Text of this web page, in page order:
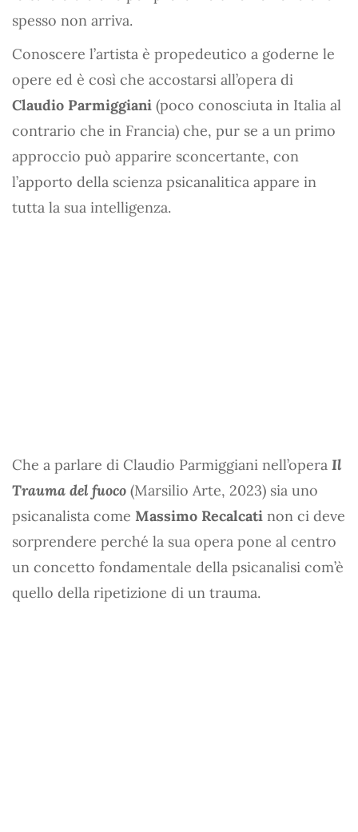
spesso non arriva.
Conoscere l’artista è propedeutico a goderne le
opere ed è così che accostarsi all’opera di
Claudio Parmiggiani (poco conosciuta in Italia al
contrario che in Francia) che, pur se a un primo
approccio può apparire sconcertante, con
l’apporto della scienza psicanalitica appare in
tutta la sua intelligenza.
Che a parlare di Claudio Parmiggiani nell’opera Il
Trauma del fuoco (Marsilio Arte, 2023) sia uno
psicanalista come Massimo Recalcati non ci deve
sorprendere perché la sua opera pone al centro
un concetto fondamentale della psicanalisi com’è
quello della ripetizione di un trauma.